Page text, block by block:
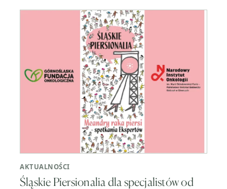
AKTUALNOŚCI
Śląskie Piersionalia dla specjalistów od